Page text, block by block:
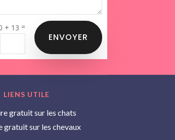
+ 13 =
ENVOYER
LIENS UTILE
gratuit sur les chats
gratuit sur les chevaux